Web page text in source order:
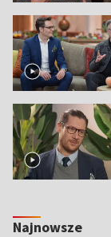
Najnowsze